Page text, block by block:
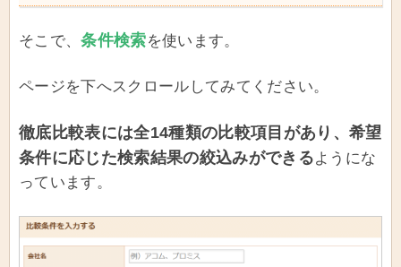
そこで、条件検索を使います。
ページを下へスクロールしてみてください。
徹底比較表には全14種類の比較項目があり、希望
条件に応じた検索結果の絞込みができるようにな
っています。